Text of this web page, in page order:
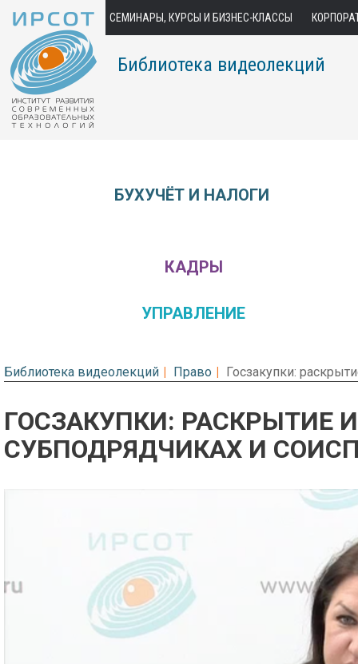
СЕМИНАРЫ, КУРСЫ И БИЗНЕС-КЛАССЫ
Библиотека видеолекций
БУХУЧЁТ И НАЛОГИ
КАДРЫ
УПРАВЛЕНИЕ
Библиотека видеолекций Право Госзакупки:
ГОСЗАКУПКИ: РАСКРЫТИЕ
СУБПОДРЯДЧИКАХ И
Предварительный просмотр.